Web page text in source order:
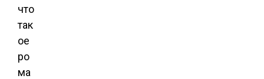
что
так
ое
ро
ма